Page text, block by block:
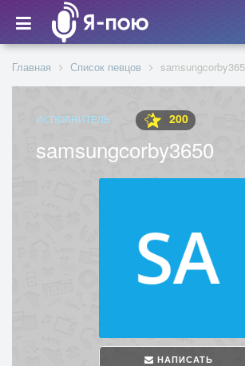
Главная Список певцов
ИСПОЛНИТЕЛЬ 200
samsungcorby3650
НАПИСАТЬ